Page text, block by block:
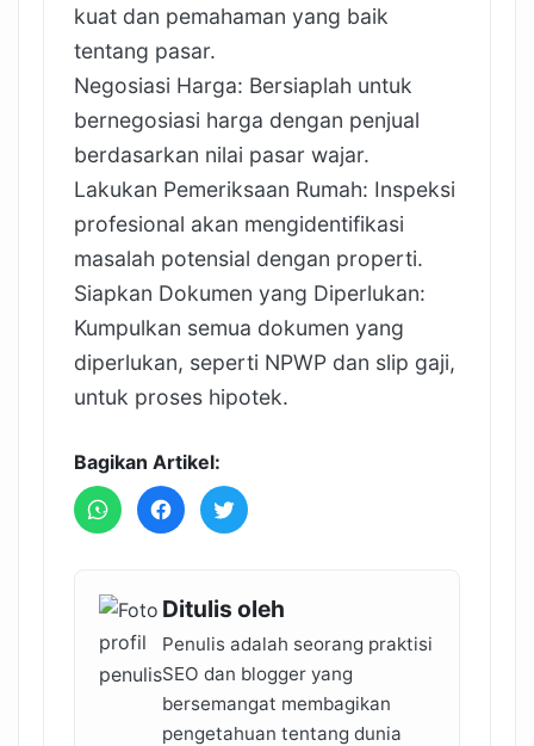
kuat dan pemahaman yang baik
tentang pasar.
Negosiasi Harga: Bersiaplah untuk
bernegosiasi harga dengan penjual
berdasarkan nilai pasar wajar.
Lakukan Pemeriksaan Rumah: Inspeksi
profesional akan mengidentifikasi
masalah potensial dengan properti.
Siapkan Dokumen yang Diperlukan:
Kumpulkan semua dokumen yang
diperlukan, seperti NPWP dan slip gaji,
untuk proses hipotek.
Bagikan Artikel:
Ditulis oleh
Penulis adalah seorang praktisi
SEO dan blogger yang
bersemangat membagikan
pengetahuan tentang dunia